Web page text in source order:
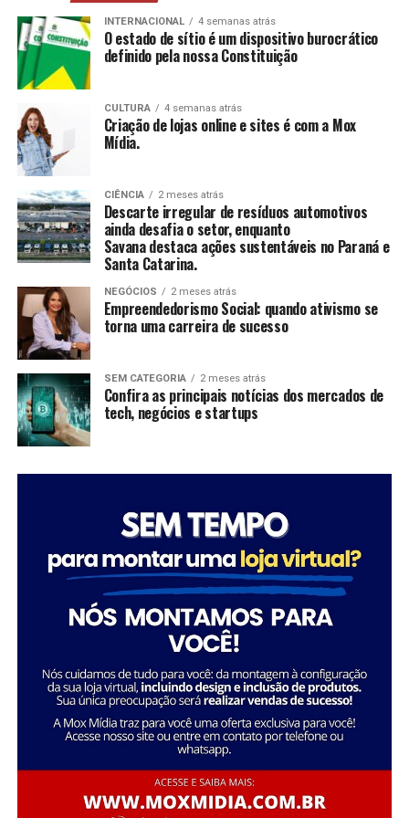
A Savana integra o Grupo Águia Branca e é especializada
na comercialização de caminhões e veículos comerciais
da Mercedes-Benz. Com forte presença nos setores de
transporte e logística, oferece um portfólio completo
de veículos, peças e serviços de oficina. Além disso,
disponibiliza soluções em pneus e recapagem,
garantindo performance e eficiência para os clientes do
segmento de transporte de cargas.
FONTE: A Savana integra o Grupo Águia Branca
suas histórias e vivências.
CCAS
: Ambiente de convivência para crianças e
adolescentes, abrangendo desde jogos até cultura
SAICA: Trabalho de cuidado, orientação e proteção
integral a crianças e adolescentes em situação de
CEIS
: Garantia de um ambiente seguro e desafiador
para o desenvolvimento infantil.
Conclusão
O empreendedorismo social, impulsionado por líderes
como Tatiana Souza, demonstra que ativismo pode, sim,
ser uma carreira de sucesso. As mulheres no comando
dessas organizações não apenas promovem mudanças
significativas em suas comunidades, mas também
inspiram futuras gerações a seguir seus passos,
mostrando que é possível transformar a sociedade
feminina no setor social: “Acredito que quando as
mulheres assumem a liderança, trazem consigo uma
perspectiva única e essencial que promove a inclusão e o
desenvolvimento sustentável. Meu objetivo é continuar
inspirando e capacitando outras mulheres a seguirem
esse caminho, transformando ainda mais vidas e
Essa trajetória exemplifica como o ativismo e o
empreendedorismo social podem convergir para criar
uma carreira gratificante e de grande impacto social.
Sobre o Instituto Macedônia
INTERNACIONAL 4 semanas atrás
O estado de sítio é um dispositivo burocrático
definido pela nossa Constituição
CULTURA 4 semanas atrás
Criação de lojas online e sites é com a Mox
Mídia.
CIÊNCIA 2 meses atrás
Descarte irregular de resíduos automotivos
ainda desafia o setor, enquanto
Savana destaca ações sustentáveis no Paraná e
Santa Catarina.
NEGÓCIOS 2 meses atrás
Empreendedorismo Social: quando ativismo se
torna uma carreira de sucesso
SEM CATEGORIA 2 meses atrás
Confira as principais notícias dos mercados de
tech, negócios e startups